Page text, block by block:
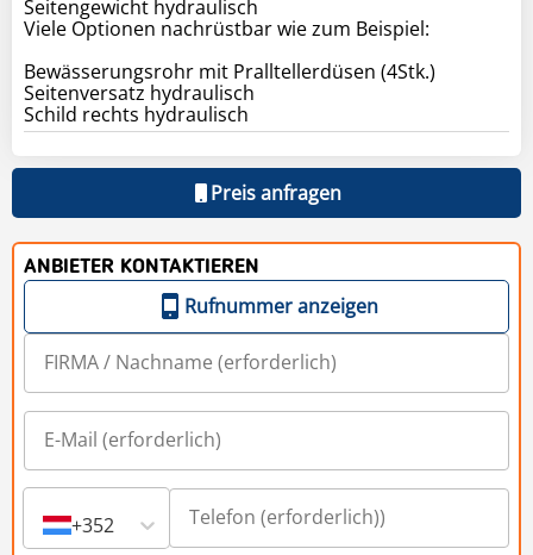
Seitengewicht hydraulisch
Viele Optionen nachrüstbar wie zum Beispiel:
Bewässerungsrohr mit Pralltellerdüsen (4Stk.)
Seitenversatz hydraulisch
Schild rechts hydraulisch
Preis anfragen
ANBIETER KONTAKTIEREN
Rufnummer anzeigen
+352